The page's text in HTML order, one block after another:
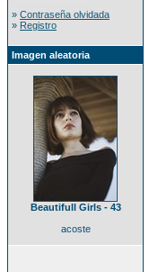
» Contraseña olvidada
» Registro
Imagen aleatoria
Beautifull Girls - 43
acoste